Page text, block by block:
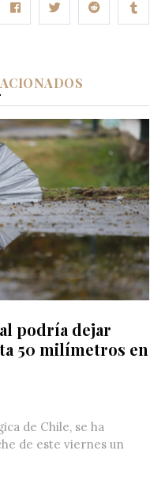
podría dejar
50 milímetros en
de Chile, se ha
de este viernes un